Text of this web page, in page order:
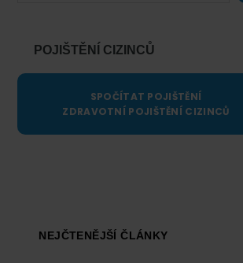
POJIŠTĚNÍ CIZINCŮ
SPOČÍTAT POJIŠTĚNÍ
ZDRAVOTNÍ POJIŠTĚNÍ CIZINCŮ
FooterNEJČTENĚJŠÍ ČLÁNKY